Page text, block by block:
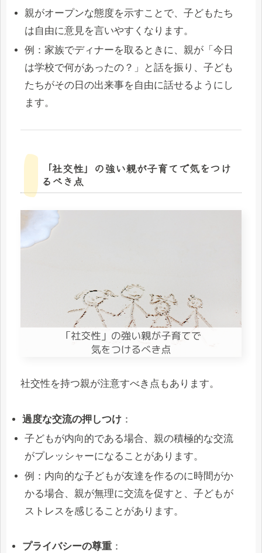
親がオープンな態度を示すことで、子どもたち
は自由に意見を言いやすくなります。
例：家族でディナーを取るときに、親が「今日
は学校で何があったの？」と話を振り、子ども
たちがその日の出来事を自由に話せるようにし
ます。
「社交性」の強い親が子育てで気をつけ
るべき点
社交性を持つ親が注意すべき点もあります。
過度な交流の押しつけ ：
子どもが内向的である場合、親の積極的な交流
がプレッシャーになることがあります。
例：内向的な子どもが友達を作るのに時間がか
かる場合、親が無理に交流を促すと、子どもが
ストレスを感じることがあります。
プライバシーの尊重 ：